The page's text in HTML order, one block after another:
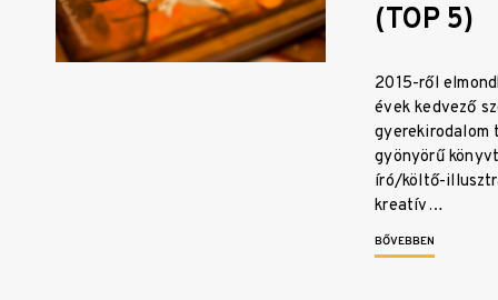
(TOP 5)
2015-ről
évek kedvező
gyönyörű
író/költő-
kreatív…
BŐVEBBEN